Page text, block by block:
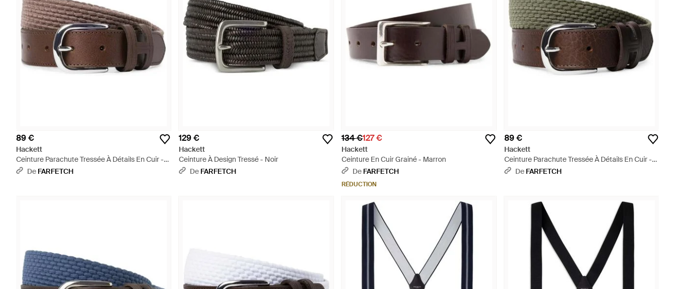
89 €
Hackett
Ceinture Parachute Tressée À Détails En Cuir -
Marron
De FARFETCH
129 €
Hackett
Ceinture À Design Tressé - Noir
De FARFETCH
134 €127 €
Hackett
Ceinture En Cuir Grainé - Marron
De FARFETCH
RÉDUCTION
89 €
Hackett
Ceinture Parachute Tressée À Détails En Cuir -
GrisDe FARFETCH